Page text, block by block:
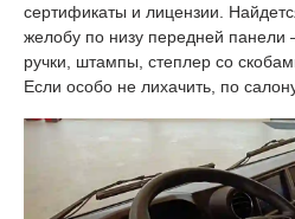
сертификаты и лицензии.
желобу по низу передней панели
ручки, штампы, степлер со
Если особо не лихачить, по